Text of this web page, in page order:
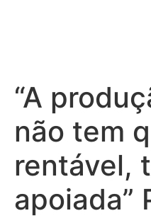
“A
não tem
rentável,
apoiada”